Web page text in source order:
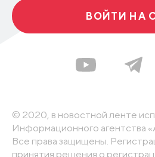
ВОЙТИ НА
© 2020, в новостной ленте
Информационного агентства
Все права защищены.
принятия решения о